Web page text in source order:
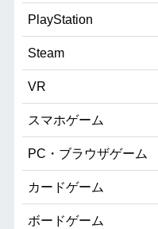
PlayStation
Steam
VR
スマホゲーム
PC・ブラウザゲーム
カードゲーム
ボードゲーム